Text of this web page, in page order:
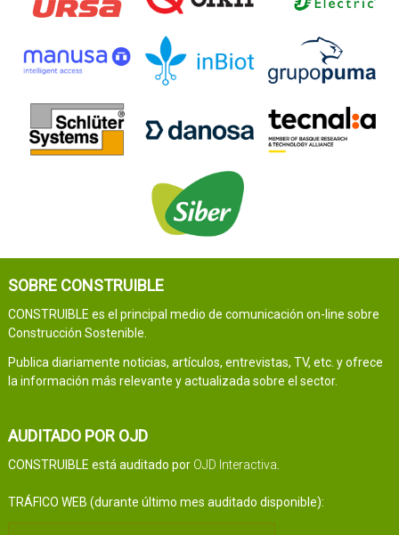
SOBRE CONSTRUIBLE
CONSTRUIBLE es el principal medio de comunicación on-line sobre
Construcción Sostenible.
Publica diariamente noticias, artículos, entrevistas, TV, etc. y ofrece
la información más relevante y actualizada sobre el sector.
AUDITADO POR OJD
CONSTRUIBLE está auditado por OJD Interactiva
TRÁFICO WEB (durante último mes auditado disponible):